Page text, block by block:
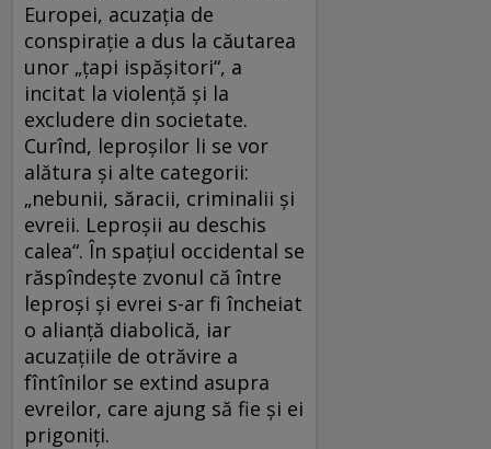
Europei, acuzaţia de
conspiraţie a dus la căutarea
unor „ţapi ispăşitori“, a
incitat la violenţă şi la
excludere din societate.
Curînd, leproşilor li se vor
alătura şi alte categorii:
„nebunii, săracii, criminalii şi
evreii. Leproşii au deschis
calea“. În spaţiul occidental se
răspîndeşte zvonul că între
leproşi şi evrei s-ar fi încheiat
o alianţă diabolică, iar
acuzaţiile de otrăvire a
fîntînilor se extind asupra
evreilor, care ajung să fie şi ei
prigoniţi.